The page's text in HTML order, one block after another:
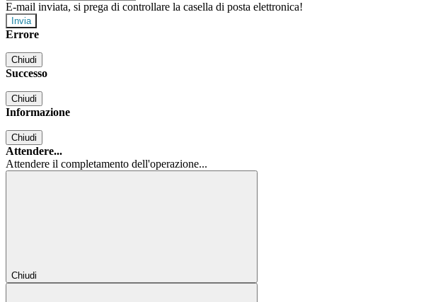
E-mail inviata, si prega di controllare la casella di posta elettronica!
Errore
Chiudi
Successo
Chiudi
Informazione
Chiudi
Attendere...
Attendere il completamento dell'operazione...
Chiudi